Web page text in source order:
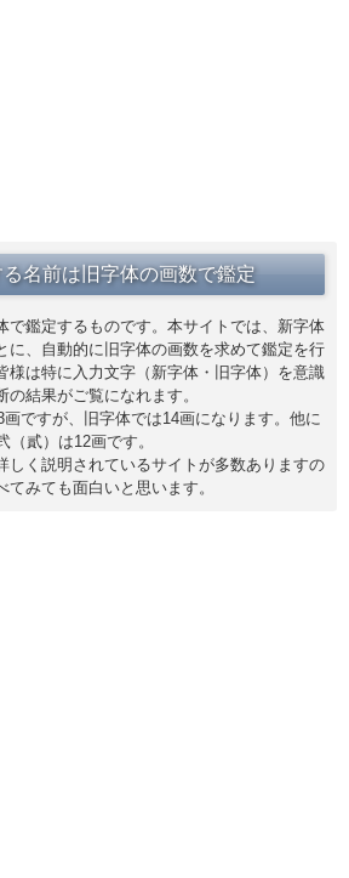
名前は旧字体の画数で鑑定
で鑑定するものです。本サイトでは、新字体
に、自動的に旧字体の画数を求めて鑑定を行
様は特に入力文字（新字体・旧字体）を意識
結果がご覧になれます。
ですが、旧字体では14画になります。他に
（貳）は12画です。
しく説明されているサイトが多数ありますの
みても面白いと思います。